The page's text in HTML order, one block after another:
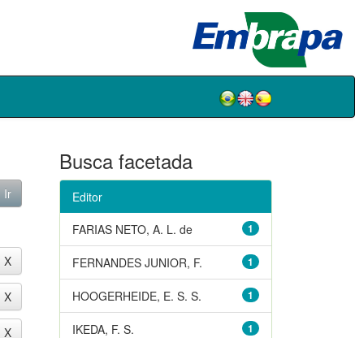
Busca facetada
Editor
1
FARIAS NETO, A. L. de
1
FERNANDES JUNIOR, F.
1
HOOGERHEIDE, E. S. S.
1
IKEDA, F. S.